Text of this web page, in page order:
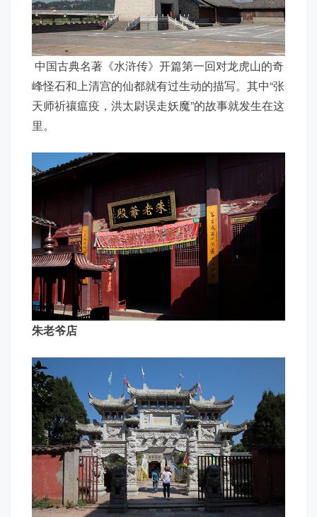
中国古典名著《水浒传》开篇第一回对龙虎山的奇
峰怪石和上清宫的仙都就有过生动的描写。其中“张
天师祈禳瘟疫，洪太尉误走妖魔”的故事就发生在这
里。
朱老爷店